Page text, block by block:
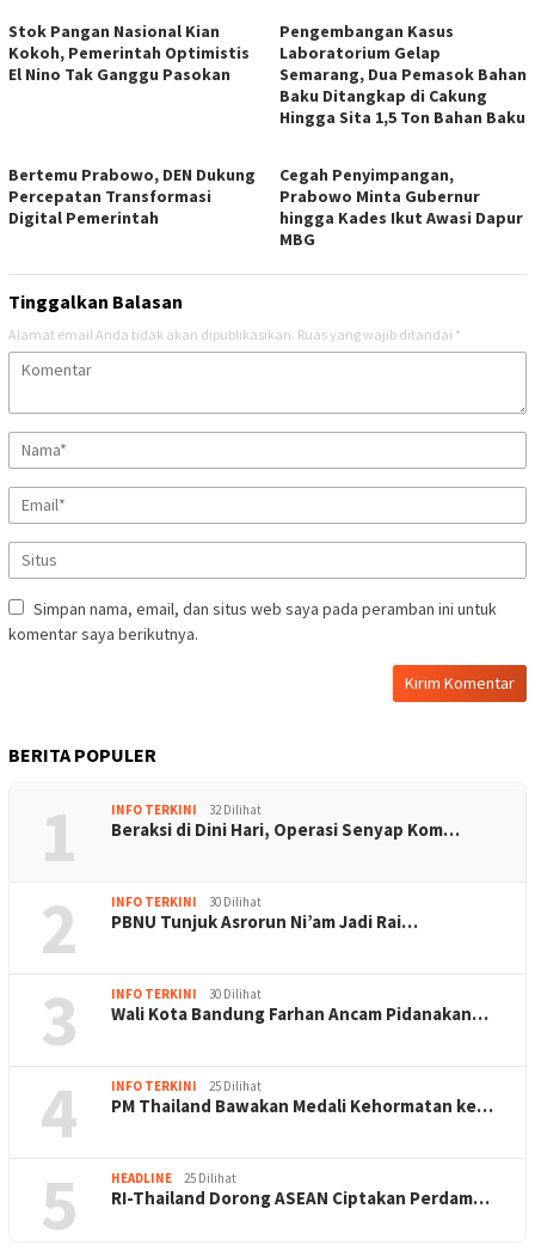
Stok Pangan Nasional Kian
Kokoh, Pemerintah Optimistis
El Nino Tak Ganggu Pasokan
Pengembangan Kasus
Laboratorium Gelap
Semarang, Dua Pemasok Bahan
Baku Ditangkap di Cakung
Hingga Sita 1,5 Ton Bahan Baku
Bertemu Prabowo, DEN Dukung
Percepatan Transformasi
Digital Pemerintah
Cegah Penyimpangan,
Prabowo Minta Gubernur
hingga Kades Ikut Awasi Dapur
MBG
Tinggalkan Balasan
Alamat email Anda tidak akan dipublikasikan. Ruas yang wajib ditandai *
Simpan nama, email, dan situs web saya pada peramban ini untuk
komentar saya berikutnya.
BERITA POPULER
1 INFO TERKINI 32 Dilihat
Beraksi di Dini Hari, Operasi Senyap Kom…
2 INFO TERKINI 30 Dilihat
PBNU Tunjuk Asrorun Ni’am Jadi Rai…
3 INFO TERKINI 30 Dilihat
Wali Kota Bandung Farhan Ancam Pidanakan…
4 INFO TERKINI 25 Dilihat
PM Thailand Bawakan Medali Kehormatan ke…
5 HEADLINE 25 Dilihat
RI-Thailand Dorong ASEAN Ciptakan Perdam…